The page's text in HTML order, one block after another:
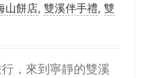
山餅店, 雙溪伴手禮, 雙
，來到寧靜的雙溪